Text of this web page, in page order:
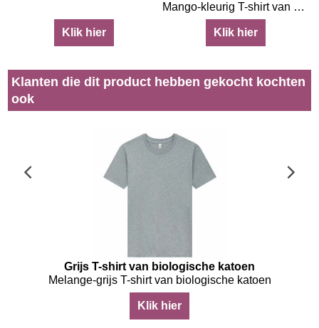
Klik hier
Mango-kleurig T-shirt van biologische katoen
Klik hier
Klanten die dit product hebben gekocht kochten
ook
Grijs T-shirt van biologische katoen
Melange-grijs T-shirt van biologische katoen
Klik hier